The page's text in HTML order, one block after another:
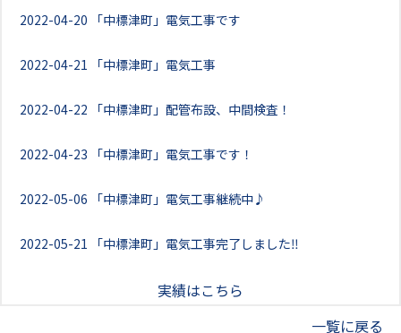
2022-04-20 「中標津町」電気工事です
2022-04-21 「中標津町」電気工事
2022-04-22 「中標津町」配管布設、中間検査！
2022-04-23 「中標津町」電気工事です！
2022-05-06 「中標津町」電気工事継続中♪
2022-05-21 「中標津町」電気工事完了しました‼
実績はこちら
一覧に戻る